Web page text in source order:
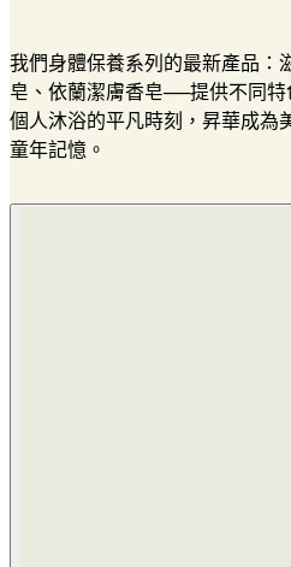
我們身體保養系列的最新產品：
皂、依蘭潔膚香皂──提供不同
個人沐浴的平凡時刻，昇華成為
童年記憶。